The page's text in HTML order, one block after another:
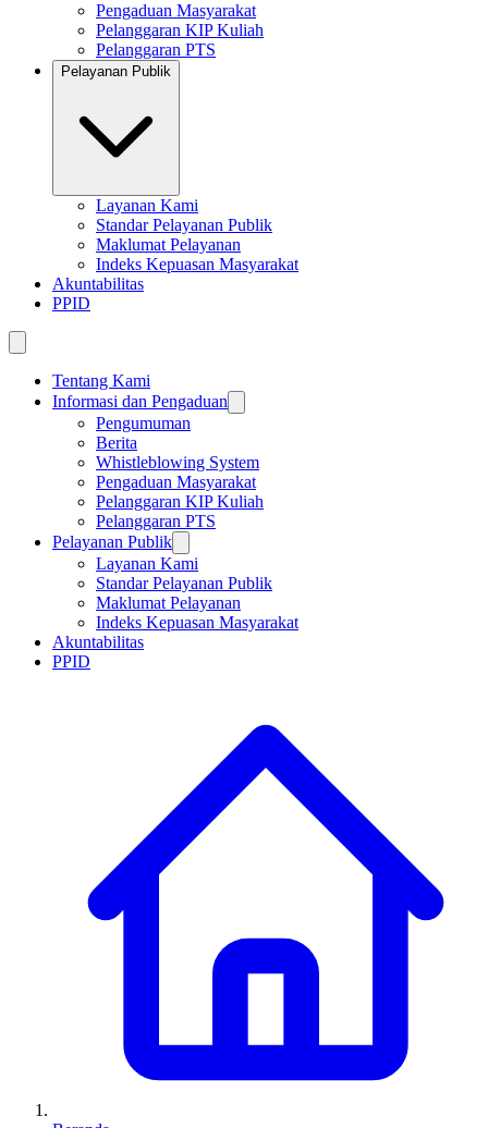
Pengaduan Masyarakat
Pelanggaran KIP Kuliah
Pelanggaran PTS
Pelayanan Publik
Layanan Kami
Standar Pelayanan Publik
Maklumat Pelayanan
Indeks Kepuasan Masyarakat
Akuntabilitas
PPID
Tentang Kami
Informasi dan Pengaduan
Pengumuman
Berita
Whistleblowing System
Pengaduan Masyarakat
Pelanggaran KIP Kuliah
Pelanggaran PTS
Pelayanan Publik
Layanan Kami
Standar Pelayanan Publik
Maklumat Pelayanan
Indeks Kepuasan Masyarakat
Akuntabilitas
PPID